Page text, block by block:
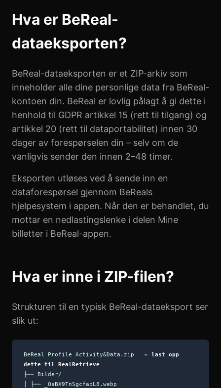
Hva er BeReal-
dataeksporten?
BeReal-dataeksporten er et ZIP-arkiv som
inneholder alle dine personlige data fra BeReal-
kontoen din. BeReal er lovlig pålagt å gi dette i
henhold til GDPR artikkel 15 (rett til tilgang) og
artikkel 20 (rett til dataportabilitet) innen 30
dager av forespørselen din – selv om de
vanligvis sender den innen 2–48 timer.
Eksporten utløses ved å sende inn en
dataforespørsel gjennom BeReals
hjelpesystem i appen. Når den er behandlet, du
mottar en nedlastingslenke i delen Mine
billetter i BeReal-appen.
Hva er inne i ZIP-filen?
Strukturen til en typisk BeReal-dataeksport ser
slik ut:
BeReal Profile Activity&Data.zip ← last opp
dette til RealRetrieve
├── Bilder/
│ ├── _OaBX9TnSgcfapL8.webp